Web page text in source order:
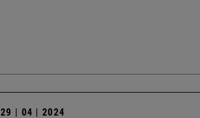
29 | 04 | 2024